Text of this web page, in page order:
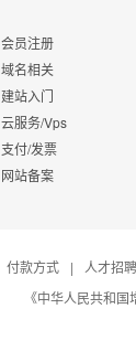
会员注册
域名相关
建站入门
云服务/Vps
支付/发票
网站备案
付款方式 |
人才招聘
《中华人民共和